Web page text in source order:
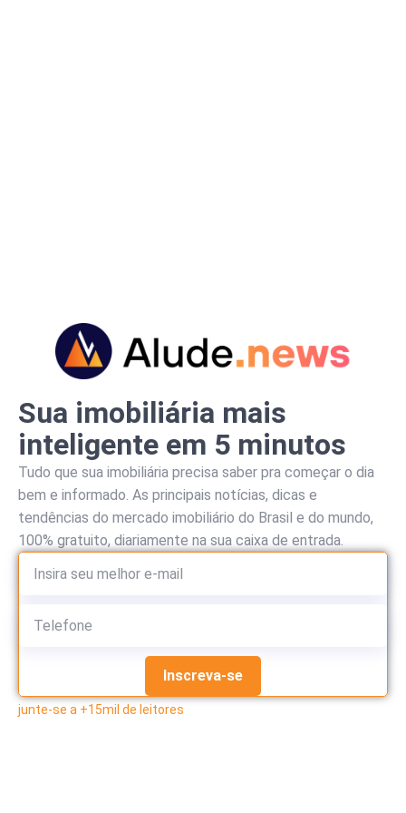
Sua imobiliária mais
inteligente em 5 minutos
Tudo que sua imobiliária precisa saber pra começar o dia
bem e informado. As principais notícias, dicas e
tendências do mercado imobiliário do Brasil e do mundo,
100% gratuito, diariamente na sua caixa de entrada.
Inscreva-se
junte-se a +15mil de leitores